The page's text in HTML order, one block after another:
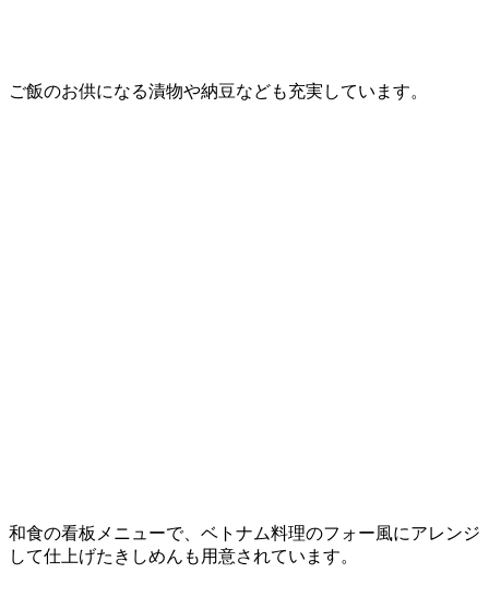
ご飯のお供になる漬物や納豆なども充実しています。
和食の看板メニューで、ベトナム料理のフォー風にアレンジ
して仕上げたきしめんも用意されています。